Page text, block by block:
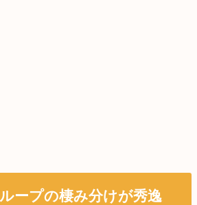
ープの棲み分けが秀逸